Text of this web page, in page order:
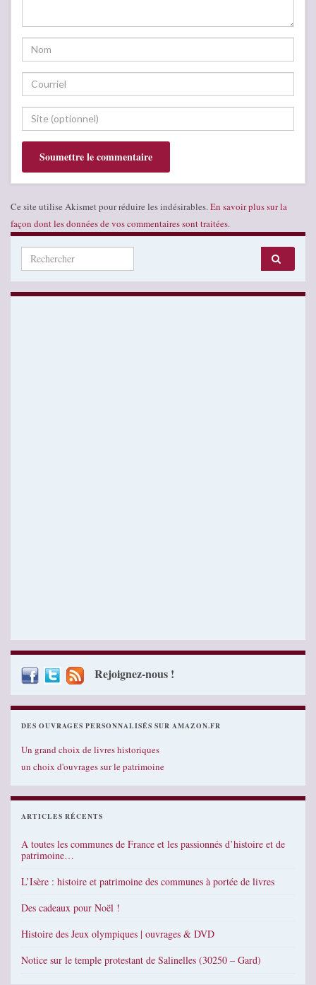
Ce site utilise Akismet pour réduire les indésirables. En savoir plus sur la
façon dont les données de vos commentaires sont traitées.
Search for:
Rejoignez-nous !
DES OUVRAGES PERSONNALISÉS SUR AMAZON.FR
Un grand choix de livres historiques
un choix d'ouvrages sur le patrimoine
ARTICLES RÉCENTS
A toutes les communes de France et les passionnés d’histoire et de
patrimoine…
L’Isère : histoire et patrimoine des communes à portée de livres
Des cadeaux pour Noël !
Histoire des Jeux olympiques | ouvrages & DVD
Notice sur le temple protestant de Salinelles (30250 – Gard)